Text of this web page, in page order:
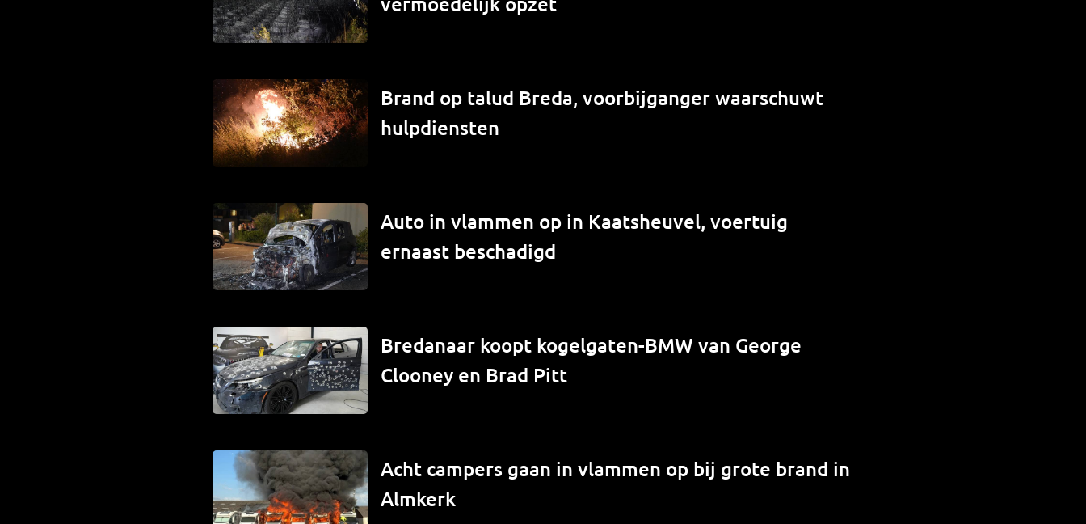
Brand op talud Breda, voorbijganger waarschuwt
hulpdiensten
Auto in vlammen op in Kaatsheuvel, voertuig
ernaast beschadigd
Bredanaar koopt kogelgaten-BMW van George
Clooney en Brad Pitt
Acht campers gaan in vlammen op bij grote brand in
Almkerk